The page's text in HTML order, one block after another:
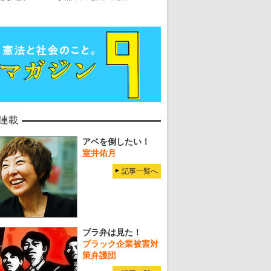
載
アベを倒したい！
室井佑月
記事一覧へ
ブラ弁は見た！
ブラック企業被害対
策弁護団